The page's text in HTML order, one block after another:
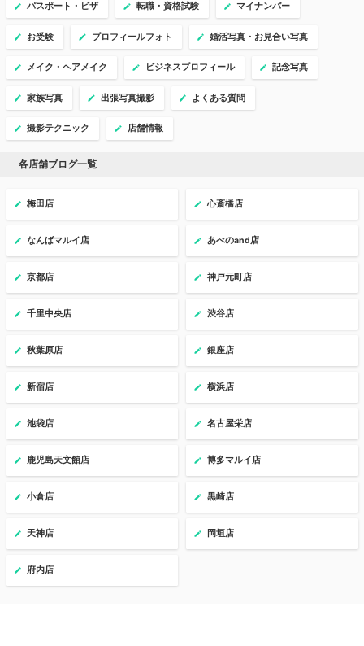
パスポート・ビザ 転職・資格試験 マイナンバー
お受験 プロフィールフォト 婚活写真・お見合い写真
メイク・ヘアメイク ビジネスプロフィール 記念写真
家族写真 出張写真撮影 よくある質問
撮影テクニック 店舗情報
各店舗ブログ一覧
梅田店 心斎橋店
なんばマルイ店 あべのand店
京都店 神戸元町店
千里中央店 渋谷店
秋葉原店 銀座店
新宿店 横浜店
池袋店 名古屋栄店
鹿児島天文館店 博多マルイ店
小倉店 黒崎店
天神店 岡垣店
府内店